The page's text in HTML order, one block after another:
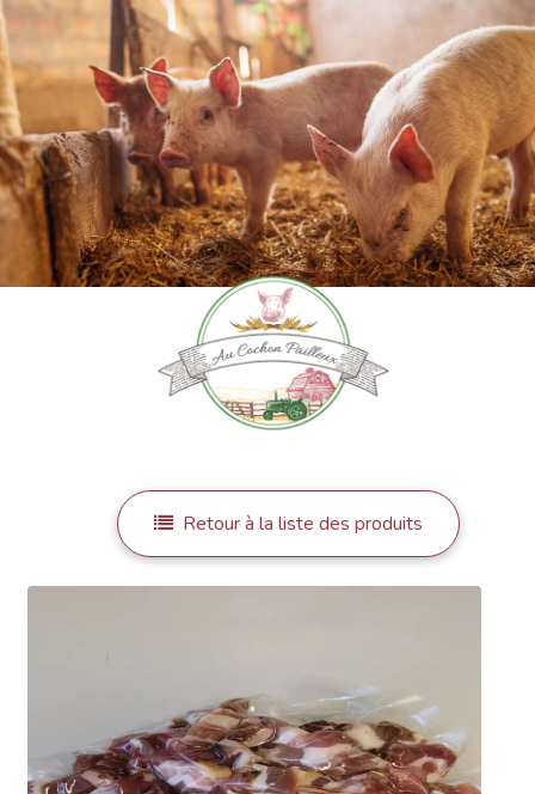
Retour à la liste des produits